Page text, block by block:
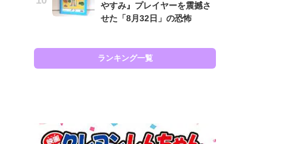
やすみ』プレイヤーを震撼さ
せた「8月32日」の恐怖
ランキング一覧